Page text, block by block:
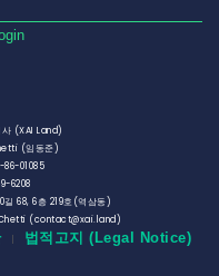
사 (XAI Land)
(임동준)
86-01085
6208
길 68, 6층 219호(역삼동)
(contact@xai.land)
법적고지 (Legal Notice)